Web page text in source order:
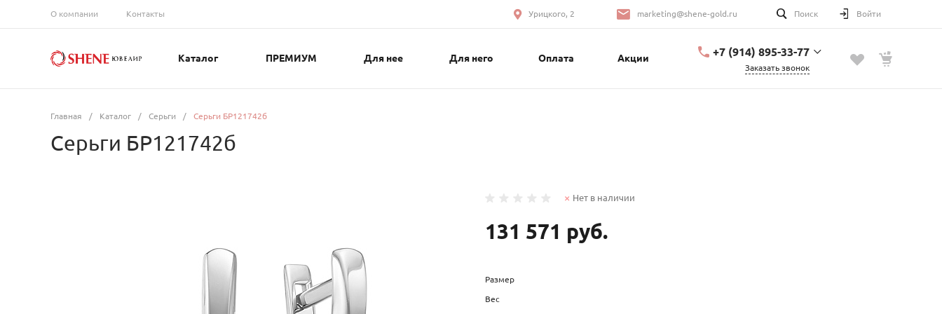
О компании Контакты Урицкого, 2 marketing@shene-gold.ru Поиск Войти
Каталог ПРЕМИУМ Для нее Для него Оплата Акции
+7 (914) 895-33-77
Заказать звонок
Главная / Каталог / Серьги / Серьги БР121742б
Серьги БР121742б
Нет в наличии
131 571 руб.
Размер
Вес